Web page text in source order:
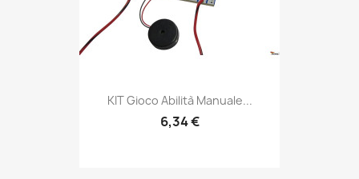
KIT Gioco Abilità Manuale...
6,34 €